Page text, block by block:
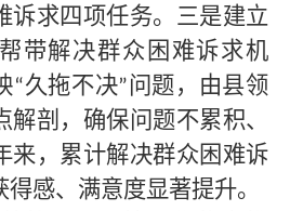
诉求四项任务。三是建立
帮带解决群众困难诉求机
“久拖不决”问题，由县领
剖，确保问题不累积、
来，累计解决群众困难诉
感、满意度显著提升。